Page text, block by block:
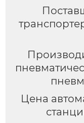
Цена